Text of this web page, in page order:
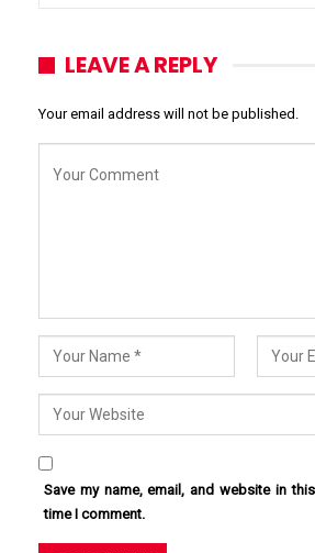
LEAVE A REPLY
Your email address will not be published.
Save my name, email, and website in
time I comment.